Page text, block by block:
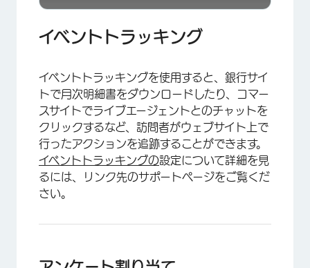
×
イベントトラッキング
イベントトラッキングを使用すると、銀行サイ
トで月次明細書をダウンロードしたり、コマー
スサイトでライブエージェントとのチャットを
クリックするなど、訪問者がウェブサイト上で
行ったアクションを追跡することができます。
イベントトラッキングの設定について詳細を見
るには、リンク先のサポートページをご覧くだ
さい。